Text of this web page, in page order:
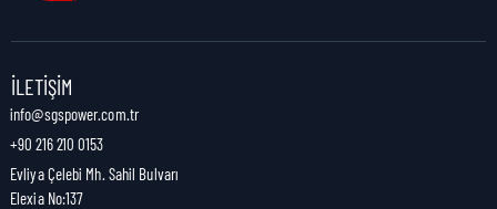
Nakliye Ağırlığı:
İLETIŞIM
info@sgspower.com.tr
+90 216 210 0153
Evliya Çelebi Mh. Sahil Bulvarı
Elexia No:137